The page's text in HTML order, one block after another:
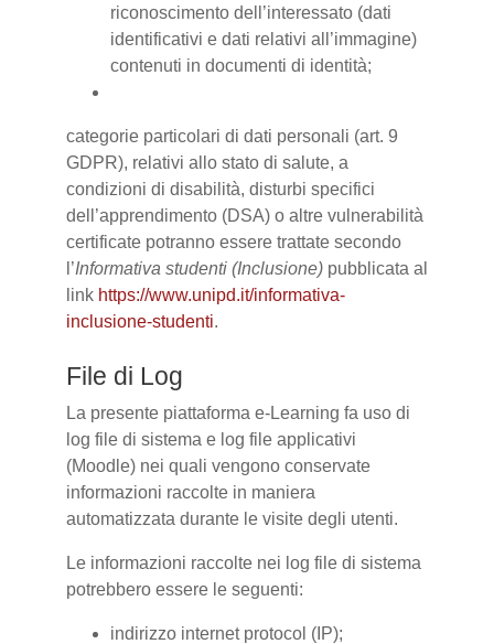
riconoscimento dell’interessato (dati
identificativi e dati relativi all’immagine)
contenuti in documenti di identità;
categorie particolari di dati personali (art. 9
GDPR), relativi allo stato di salute, a
condizioni di disabilità, disturbi specifici
dell’apprendimento (DSA) o altre vulnerabilità
certificate potranno essere trattate secondo
l’Informativa studenti (Inclusione) pubblicata al
link https://www.unipd.it/informativa-
inclusione-studenti.
File di Log
La presente piattaforma e-Learning fa uso di
log file di sistema e log file applicativi
(Moodle) nei quali vengono conservate
informazioni raccolte in maniera
automatizzata durante le visite degli utenti.
Le informazioni raccolte nei log file di sistema
potrebbero essere le seguenti:
indirizzo internet protocol (IP);